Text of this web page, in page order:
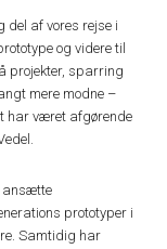
del af vores rejse i
og videre til
projekter, sparring
mere modne –
har været afgørende
ansætte
prototyper i
Samtidig har